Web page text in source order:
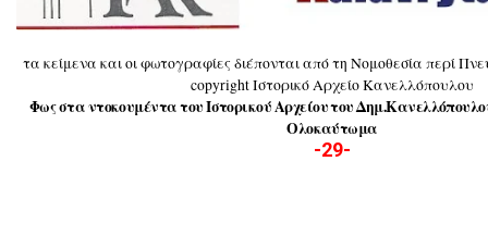
τα κείμενα και οι φωτογραφίες διέπονται από τη Νομοθεσία περί
copyright Ιστορικό Αρχείο Κανελλόπουλου
Φως στα ντοκουμέντα του Ιστορικού Αρχείου του
Ολοκαύτωμα
-29-